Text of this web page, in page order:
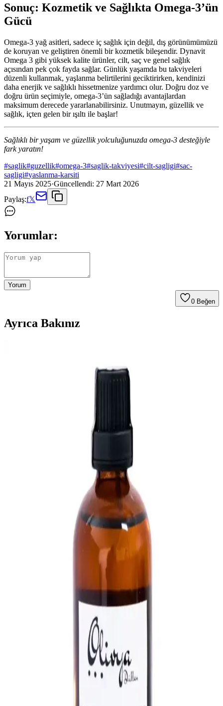
Sonuç: Kozmetik ve Sağlıkta Omega-3’ün
Gücü
Omega-3 yağ asitleri, sadece iç sağlık için değil, dış görünümümüzü
de koruyan ve geliştiren önemli bir kozmetik bileşendir. Dynavit
Omega 3 gibi yüksek kalite ürünler, cilt, saç ve genel sağlık
açısından pek çok fayda sağlar. Günlük yaşamda bu takviyeleri
düzenli kullanmak, yaşlanma belirtilerini geciktirirken, kendinizi
daha enerjik ve sağlıklı hissetmenize yardımcı olur. Doğru doz ve
doğru ürün seçimiyle, omega-3’ün sağladığı avantajlardan
maksimum derecede yararlanabilirsiniz. Unutmayın, güzellik ve
sağlık, içten gelen bir ışıltı ile başlar!
Sağlıklı bir yaşam ve güzellik yolculuğunuzda omega-3 desteğiyle
fark yaratın!
#saglik#guzellik#omega-3#saglik-takviyesi#cilt-sagligi#sac-
sagligi#yaslanma-karsiti
21 Mayıs 2025·Güncellendi: 27 Mart 2026
Paylaş:f𝕏
Yorumlar:
Yorum
0 Beğen
Ayrıca Bakınız
Aftershave ve Florida Water Tartışması
New Orleans'ta bulunan eski bir Stetson Aftershave şişesi, kokusu
kullanımıyla ilgili tartışmalara yol açtı. Kullanım ve güvenlik
Sağlık ve Güzellik Takviyelerinin Bilimsel Temelleri
ve Güvenlik Unsurları
Sağlık ve güzellik takviyeleri, vitamin ve minerallerle vücut
direncini ve cilt sağlığını destekler. Doğru kullanım ve güvenilir
ürün seçimi önemli, uzman görüşü alınmalı.
Folik Asidin Cilt ve Saç Sağlığına Katkıları ve
Kozmetik Uygulamaları
Folik asidin cilt yenilenmesini hızlandırıp yaşlanmayı geciktiren ve
saç sağlığını destekleyen doğal bir içerik olduğunu keşfedin.
Kozmetik sektöründeki kullanımı ve faydalarını öğrenin.
El ve Tırnak Bakımının Önemi ve Güncel
Uygulamalar Hakkında Bilgilendirici Rehber
El ve tırnak bakımının sağlık ve estetik açıdan önemi, güncel
teknikler ve doğal ürünlerle sağlıklı ve bakımlı eller elde etmenin
yolları hakkında detaylı bilgiler içerir.
La Roche Posay Akne Eğilimli Ciltler İçin
Temizleyici Ürünler ve Cilt Bakım Önerileri
La Roche Posay'in akne eğilimli ciltler için geliştirdiği temizleyiciler,
hassas ve dengeli bir cilt için uygun, nazik ve etkili formüllerle
ciltteki fazla yağı ve kirleri nazikçe temizler.